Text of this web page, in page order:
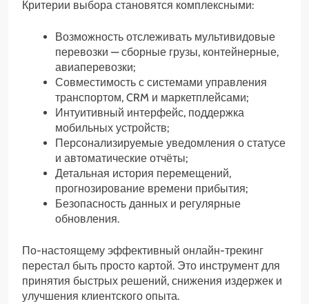
Критерии выбора становятся комплексными:
Возможность отслеживать мультивидовые
перевозки — сборные грузы, контейнерные,
авиаперевозки;
Совместимость с системами управления
транспортом, CRM и маркетплейсами;
Интуитивный интерфейс, поддержка
мобильных устройств;
Персонализируемые уведомления о статусе
и автоматические отчёты;
Детальная история перемещений,
прогнозирование времени прибытия;
Безопасность данных и регулярные
обновления.
По-настоящему эффективный онлайн-трекинг
перестал быть просто картой. Это инструмент для
принятия быстрых решений, снижения издержек и
улучшения клиентского опыта.